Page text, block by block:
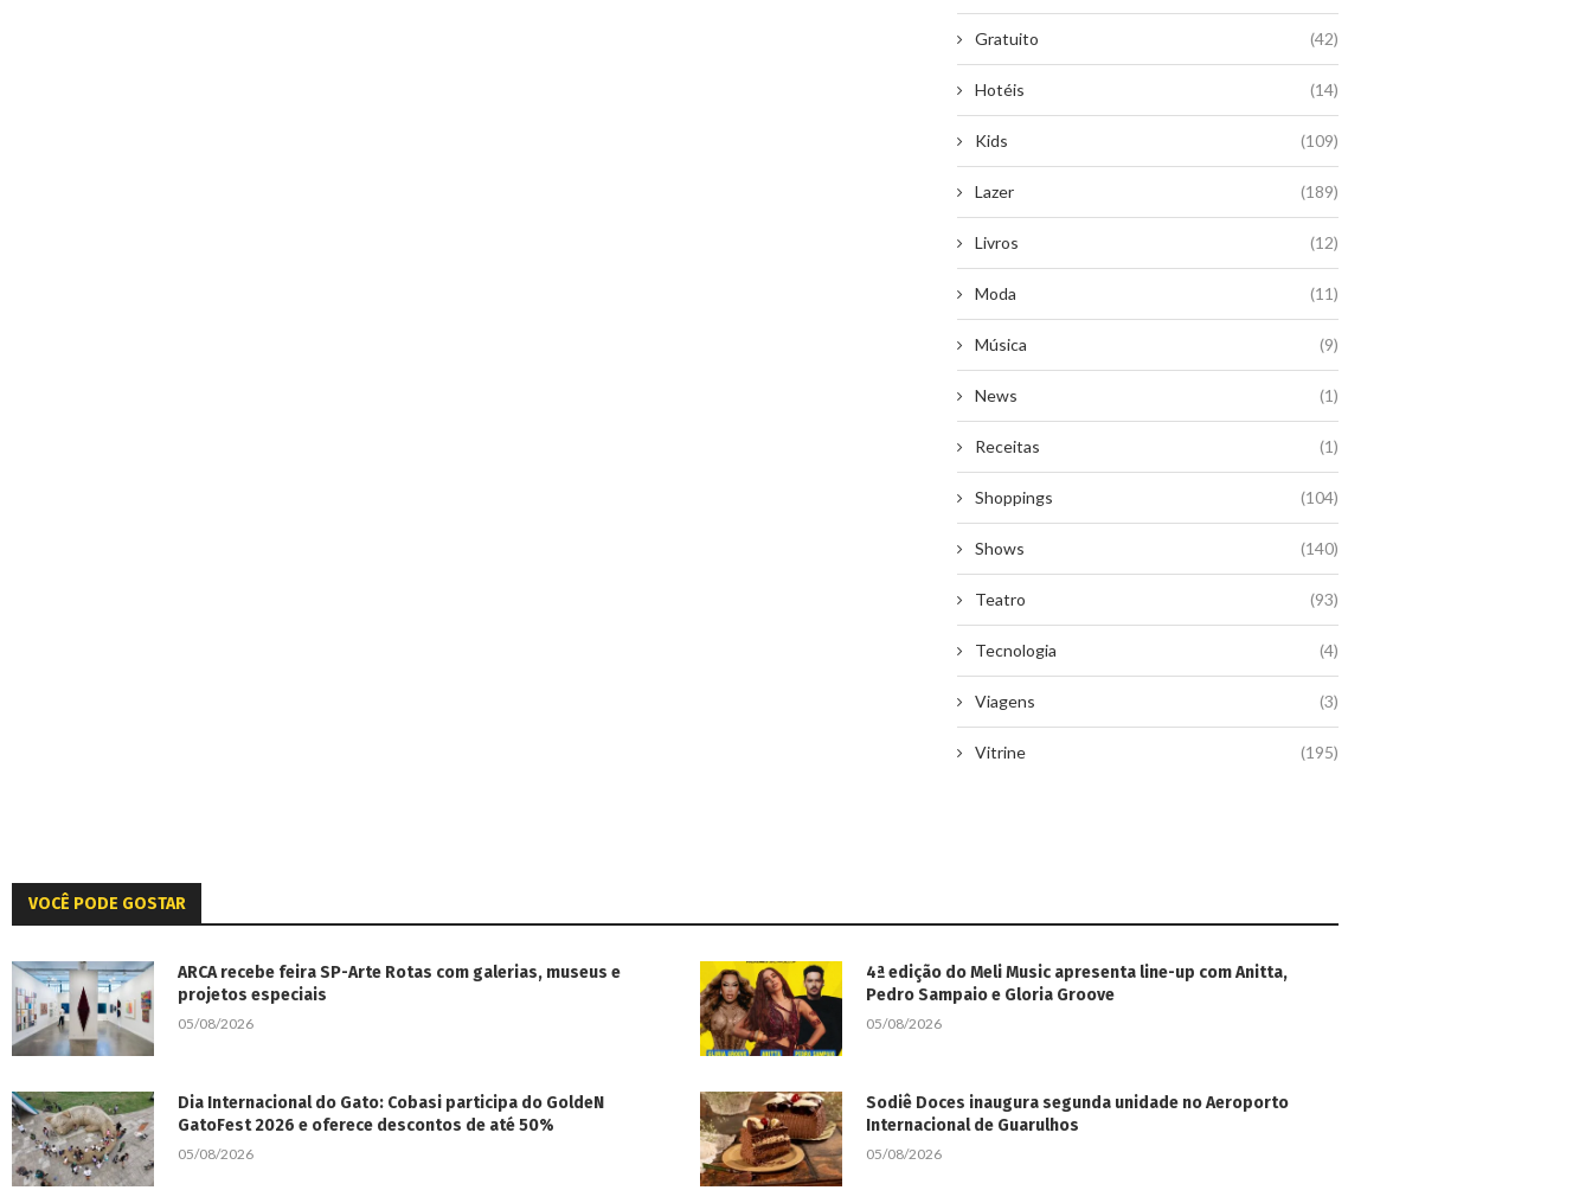
Gratuito (42)
Hotéis (14)
Kids (109)
Lazer (189)
Livros (12)
Moda (11)
Música (9)
News (1)
Receitas (1)
Shoppings (104)
Shows (140)
Teatro (93)
Tecnologia (4)
Viagens (3)
Vitrine (195)
VOCÊ PODE GOSTAR
ARCA recebe feira SP-Arte Rotas com galerias, museus e
projetos especiais
05/08/2026
4ª edição do Meli Music apresenta line-up com Anitta,
Pedro Sampaio e Gloria Groove
05/08/2026
Dia Internacional do Gato: Cobasi participa do GoldeN
GatoFest 2026 e oferece descontos de até 50%
05/08/2026
Sodiê Doces inaugura segunda unidade no Aeroporto
Internacional de Guarulhos
05/08/2026